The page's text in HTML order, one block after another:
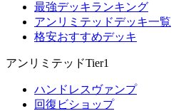
最強デッキランキング
アンリミテッドデッキ一覧
格安おすすめデッキ
アンリミテッドTier1
ハンドレスヴァンプ
回復ビショップ